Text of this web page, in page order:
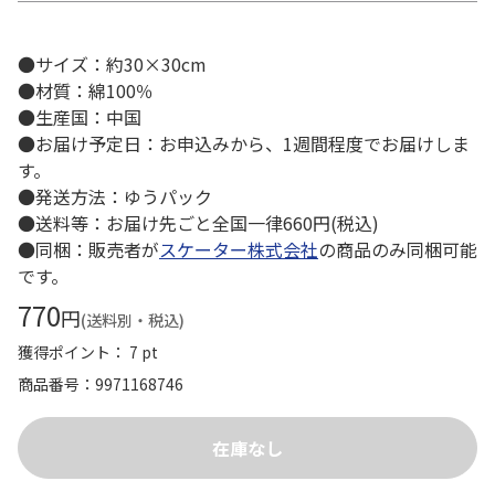
●サイズ：約30×30cm
●材質：綿100％
●生産国：中国
●お届け予定日：お申込みから、1週間程度でお届けしま
す。
●発送方法：ゆうパック
●送料等：お届け先ごと全国一律660円(税込)
●同梱：販売者がスケーター株式会社の商品のみ同梱可能
です。
770円(送料別・税込)
獲得ポイント： 7 pt
商品番号
9971168746